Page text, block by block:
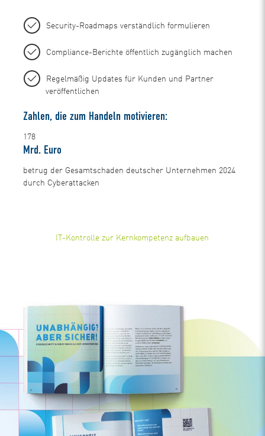
Security-Roadmaps verständlich formulieren
Compliance-Berichte öffentlich zugänglich machen
Regelmäßig Updates für Kunden und Partner
veröffentlichen
Zahlen, die zum Handeln motivieren:
178
Mrd. Euro
betrug der Gesamtschaden deutscher Unternehmen 2024
durch Cyberattacken
IT-Kontrolle zur Kernkompetenz aufbauen